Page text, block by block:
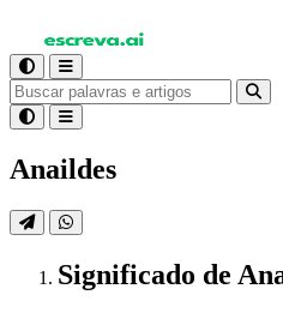
Anaildes
Significado de